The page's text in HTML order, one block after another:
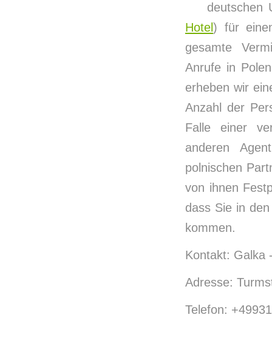
deutschen
Hotel) für
gesamte
Anrufe in
erheben wir
Anzahl der
Falle einer
anderen
polnischen
von ihnen
dass Sie in
kommen.
Kontakt: Galka
Adresse:
Telefon: